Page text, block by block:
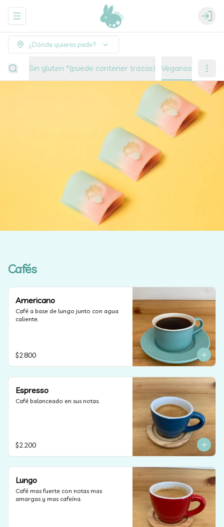
Abrir menu de navegación Login
¿Dónde quieres pedir?
Sin gluten *(puede contener trazas) Veganos
Cafés
Americano
Café a base de lungo junto con agua
caliente.
$2.800
Espresso
Café balanceado en sus notas.
$2.200
Lungo
Café mas fuerte con notas mas
amargas y mas cafeína.